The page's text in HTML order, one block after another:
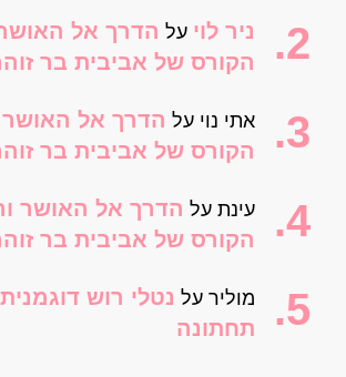
ניר לוי על הדרך אל
הקורס של אביבית בר
אתי נוי על הדרך אל האושר
הקורס של אביבית בר
עינת על הדרך אל האושר
הקורס של אביבית בר
מוליר על נטלי רוש
תחתונה